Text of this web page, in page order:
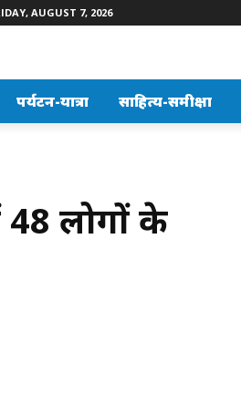
AUGUST 7, 2026
पर्यटन-यात्रा साहित्य-समीक्षा
48 लोगों के